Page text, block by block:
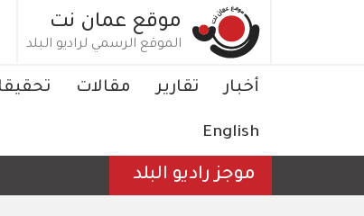
موقع عمان نت
الموقع الرسمي لراديو البلد
Main
أخبار تقارير مقالات
English
موجز راديو البلد